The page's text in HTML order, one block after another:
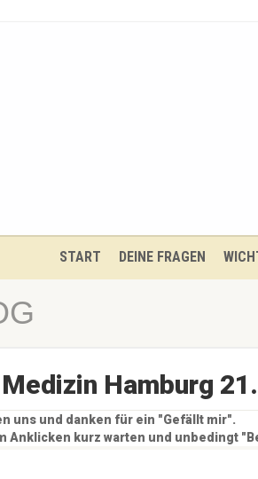
START DEINE FRAGEN
Medizin Hamburg
uns und danken für ein "Gefällt mir".
Anklicken kurz warten und unbedingt